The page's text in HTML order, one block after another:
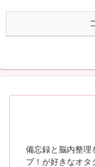
備忘録と脳内整理
ブ！が好きなオタ